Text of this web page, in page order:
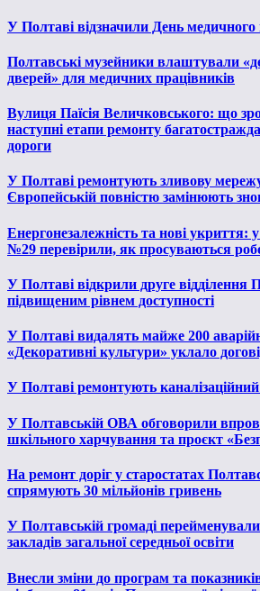
У Полтаві відзначили День медичного
Полтавські музейники влаштували
дверей» для медичних працівників
Вулиця Паїсія Величковського: що
наступні етапи ремонту
дороги
У Полтаві ремонтують зливову
Європейській повністю замінюють
Енергонезалежність та нові укриття:
№29 перевірили, як просуваються
У Полтаві відкрили друге відділення
підвищеним рівнем доступності
У Полтаві видалять майже 200
«Декоративні культури» уклало
У Полтаві ремонтують
У Полтавській ОВА обговорили
шкільного харчування та проєкт
На ремонт доріг у старостатах
спрямують 30 мільйонів гривень
У Полтавській громаді
закладів загальної середньої освіти
Внесли зміни до програм та